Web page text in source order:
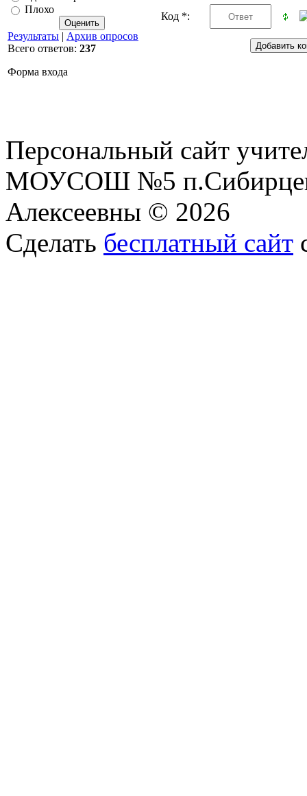
Плохо
Результаты | Архив опросов
Всего ответов: 237
Форма входа
Код *:
Персональный сайт
МОУСОШ №5
Алексеевны © 2026
Сделать бесплатный сайт